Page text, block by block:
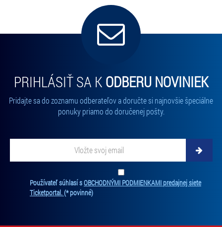
PRIHLÁSIŤ SA K ODBERU NOVINIEK
Pridajte sa do zoznamu odberateľov a doručte si najnovšie špeciálne
ponuky priamo do doručenej pošty.
Používateľ súhlasí sOBCHODNÝMI PODMIENKAMI predajnej siete
Ticketportal.(* povinné)